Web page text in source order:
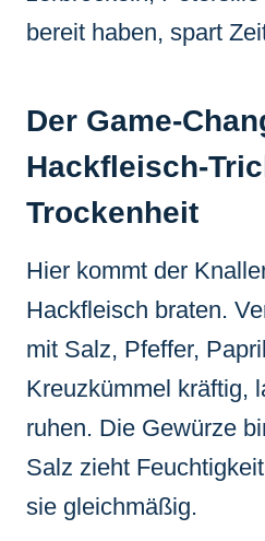
bereit haben, spart
Der Game-
Hackfleisch-
Trockenheit
Hier kommt der
Hackfleisch braten.
mit Salz, Pfeffer,
Kreuzkümmel kräftig,
ruhen. Die Gewürze
Salz zieht
sie gleichmäßig.